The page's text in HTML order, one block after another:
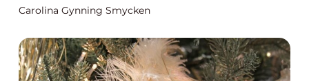
Carolina Gynning Smycken